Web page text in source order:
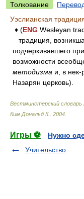
Толкование
Уэслианская
♦ (ENG Wesleyan
традиция,
подчеркивавшего
возможности
методизма и, в нек-
Назарян церковь).
Вестминстерский словарь
Ким Дональд К.
2004
Игры ⚽
Нужно
Учительство